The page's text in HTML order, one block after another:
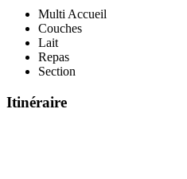
Multi Accueil
Couches
Lait
Repas
Section
Itinéraire